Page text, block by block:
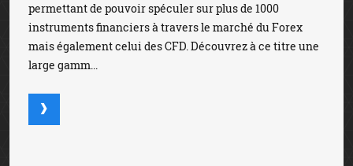
permettant de pouvoir spéculer sur plus de 1000
instruments financiers à travers le marché du Forex
mais également celui des CFD. Découvrez à ce titre une
large gamm...